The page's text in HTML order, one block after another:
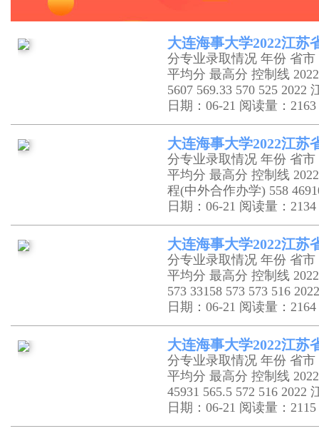
大连海事大学2022江苏
分专业录取情况 年份 省
平均分 最高分 控制线
5607 569.33 570 525
日期：06-21 阅读量：2163
大连海事大学2022江苏
分专业录取情况 年份 省
平均分 最高分 控制线
程(中外合作办学) 558
日期：06-21 阅读量：2134
大连海事大学2022江苏
分专业录取情况 年份 省
平均分 最高分 控制线
573 33158 573 573 516
日期：06-21 阅读量：2164
大连海事大学2022江苏
分专业录取情况 年份 省
平均分 最高分 控制线
45931 565.5 572 516
日期：06-21 阅读量：2115